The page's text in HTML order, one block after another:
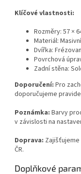
Klíčové vlastnosti:
Rozměry: 57 ×
Materiál:
Dvířka:
Povrchová
Zadní stěna:
Doporučení: Pro
doporučujeme
Poznámka: Barvy
v závislosti na
Doprava:
ČR.
Doplňkové